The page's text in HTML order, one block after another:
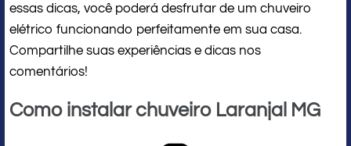
essas dicas, você poderá desfrutar de um chuveiro
elétrico funcionando perfeitamente em sua casa.
Compartilhe suas experiências e dicas nos
comentários!
Como instalar chuveiro Laranjal MG